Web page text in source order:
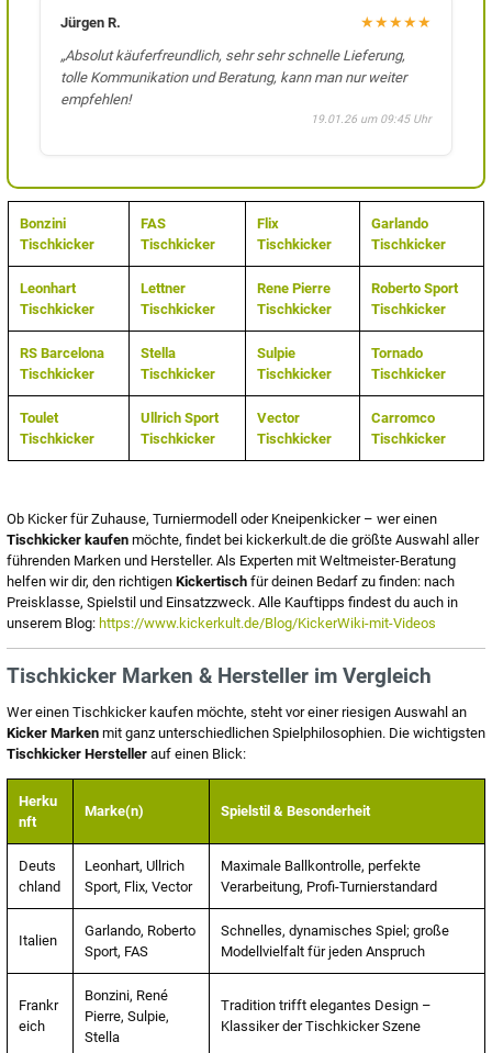
Jürgen R. ★★★★★
„Absolut käuferfreundlich, sehr sehr schnelle Lieferung,
tolle Kommunikation und Beratung, kann man nur weiter
empfehlen!
19.01.26 um 09:45 Uhr
Bonzini
Tischkicker
FAS
Tischkicker
Flix
Tischkicker
Garlando
Tischkicker
Leonhart
Tischkicker
Lettner
Tischkicker
Rene Pierre
Tischkicker
Roberto Sport
Tischkicker
RS Barcelona
Tischkicker
Stella
Tischkicker
Sulpie
Tischkicker
Tornado
Tischkicker
Toulet
Tischkicker
Ullrich Sport
Tischkicker
Vector
Tischkicker
Carromco
Tischkicker
Ob Kicker für Zuhause, Turniermodell oder Kneipenkicker – wer einen
Tischkicker kaufen möchte, findet bei kickerkult.de die größte Auswahl aller
führenden Marken und Hersteller. Als Experten mit Weltmeister-Beratung
helfen wir dir, den richtigen Kickertisch für deinen Bedarf zu finden: nach
Preisklasse, Spielstil und Einsatzzweck. Alle Kauftipps findest du auch in
unserem Blog: https://www.kickerkult.de/Blog/KickerWiki-mit-Videos
Tischkicker Marken & Hersteller im Vergleich
Wer einen Tischkicker kaufen möchte, steht vor einer riesigen Auswahl an
Kicker Marken mit ganz unterschiedlichen Spielphilosophien. Die wichtigsten
Tischkicker Hersteller auf einen Blick:
Herku
nft
Marke(n) Spielstil & Besonderheit
Deuts
chland
Leonhart, Ullrich
Sport, Flix, Vector
Maximale Ballkontrolle, perfekte
Verarbeitung, Profi-Turnierstandard
Italien
Garlando, Roberto
Sport, FAS
Schnelles, dynamisches Spiel; große
Modellvielfalt für jeden Anspruch
Frankr
eich
Bonzini, René
Pierre, Sulpie,
Stella
Tradition trifft elegantes Design –
Klassiker der Tischkicker Szene